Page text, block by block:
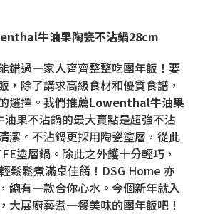
牛油果陶瓷不沾鍋28cm
錯過一家人齊齊整整吃團年飯！要
，除了講求高級食材和優質食譜，
選擇。我們推薦Lowenthal牛油果
油果不沾鍋的最大賣點是超強不沾
潔。不沾鍋更採用陶瓷塗層，從此
塗層鍋。除此之外鑊十分輕巧，
鬆鬆煮滿桌佳餚！DSG Home 亦
總有一款合你心水。今個新年就入
大展廚藝煮一餐美味的團年飯吧！